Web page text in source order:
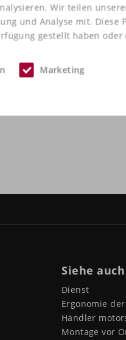
Wir teilen
und Analyse mit.
gestellt haben
Marketing
Siehe auch
Dienst
Ergonomie
Händler
Montage vor